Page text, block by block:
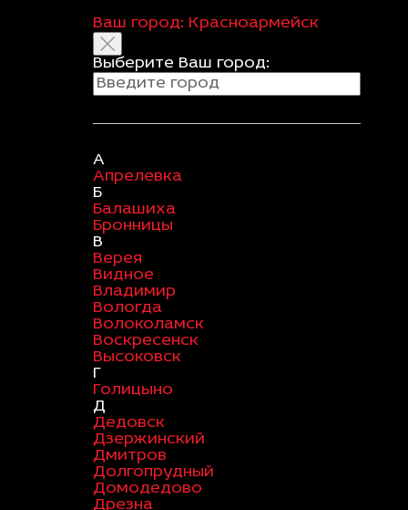
Ваш город: Красноармейск
Выберите Ваш город:
А
Апрелевка
Б
Балашиха
Бронницы
В
Верея
Видное
Владимир
Вологда
Волоколамск
Воскресенск
Высоковск
Г
Голицыно
Д
Дедовск
Дзержинский
Дмитров
Долгопрудный
Домодедово
Дрезна